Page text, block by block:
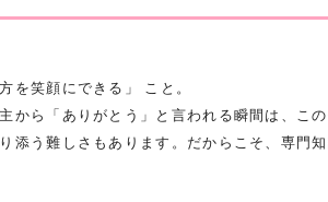
を笑顔にできる」 こと。
から「ありがとう」と言われる瞬間は、この
添う難しさもあります。だからこそ、専門